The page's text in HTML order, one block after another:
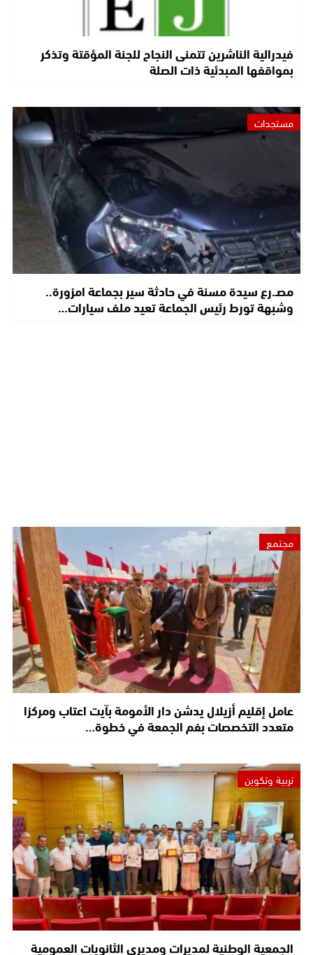
فيدرالية الناشرين تتمنى النجاح للجنة المؤقتة وتذكر
بمواقفها المبدئية ذات الصلة
مستجدات
مصـ.رع سيدة مسنة في حادثة سير بجماعة امزورة..
وشبهة تورط رئيس الجماعة تعيد ملف سيارات…
مجتمع
عامل إقليم أزيلال يدشن دار الأمومة بآيت اعتاب ومركزا
متعدد التخصصات بفم الجمعة في خطوة…
تربية وتكوين
الجمعية الوطنية لمديرات ومديري الثانويات العمومية